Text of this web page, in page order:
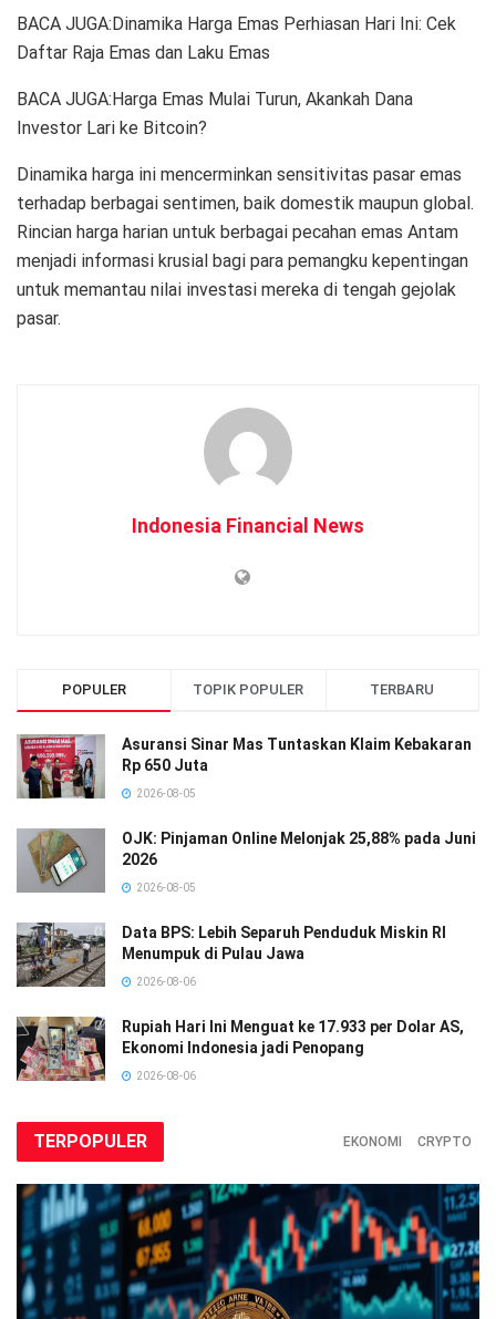
BACA JUGA:Dinamika Harga Emas Perhiasan Hari Ini: Cek
Daftar Raja Emas dan Laku Emas
BACA JUGA:Harga Emas Mulai Turun, Akankah Dana
Investor Lari ke Bitcoin?
Dinamika harga ini mencerminkan sensitivitas pasar emas
terhadap berbagai sentimen, baik domestik maupun global.
Rincian harga harian untuk berbagai pecahan emas Antam
menjadi informasi krusial bagi para pemangku kepentingan
untuk memantau nilai investasi mereka di tengah gejolak
pasar.
Indonesia Financial News
POPULER TOPIK POPULER TERBARU
Asuransi Sinar Mas Tuntaskan Klaim Kebakaran
Rp 650 Juta
2026-08-05
OJK: Pinjaman Online Melonjak 25,88% pada Juni
2026
2026-08-05
Data BPS: Lebih Separuh Penduduk Miskin RI
Menumpuk di Pulau Jawa
2026-08-06
Rupiah Hari Ini Menguat ke 17.933 per Dolar AS,
Ekonomi Indonesia jadi Penopang
2026-08-06
TERPOPULER EKONOMI CRYPTO